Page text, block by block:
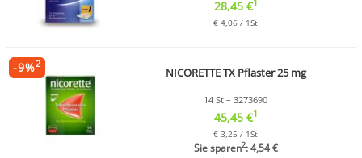
28,45 €1
€ 4,06 / 1St
NICORETTE TX Pflaster 25 mg
14 St – 3273690
45,45 €1
€ 3,25 / 1St
Sie sparen2: 4,54 €
-9%2